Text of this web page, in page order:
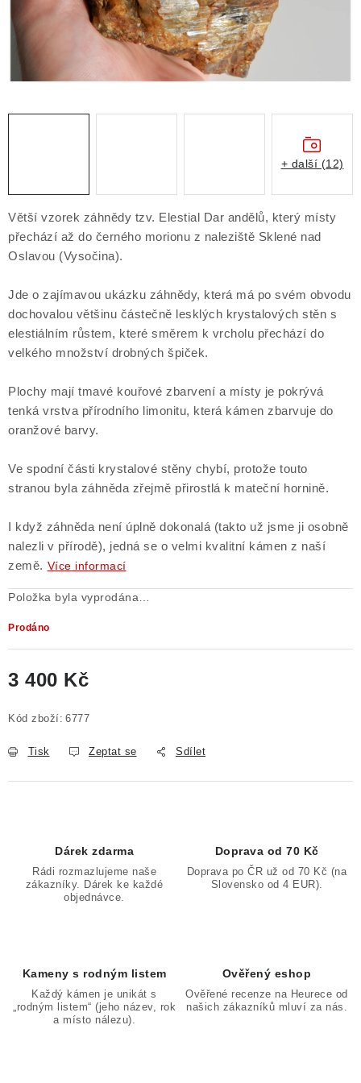
Obchodní podmínky
Podmínky ochrany osobních údajů
Poučení o právu na odstoupení od smlouvy
Výkup minerálů a drahých kamenů
Kontakt
Větší vzorek záhnědy tzv. Elestial Dar andělů, který místy
přechází až do černého morionu z naleziště Sklené nad
Oslavou (Vysočina).
Jde o zajímavou ukázku záhnědy, která má po svém obvodu
dochovalou většinu částečně lesklých krystalových stěn s
elestiálním růstem, které směrem k vrcholu přechází do
velkého množství drobných špiček.
Plochy mají tmavé kouřové zbarvení a místy je pokrývá
tenká vrstva přírodního limonitu, která kámen zbarvuje do
oranžové barvy.
Ve spodní části krystalové stěny chybí, protože touto
stranou byla záhněda zřejmě přirostlá k mateční hornině.
I když záhněda není úplně dokonalá (takto už jsme ji osobně
nalezli v přírodě), jedná se o velmi kvalitní kámen z naší
země. Více informací
Položka byla vyprodána…
Prodáno
3 400 Kč
Kód zboží: 6777
Tisk Zeptat se Sdílet
+ další (12)
Dárek zdarma
Rádi rozmazlujeme naše
zákazníky. Dárek ke každé
objednávce.
Doprava od 70 Kč
Doprava po ČR už od 70 Kč (na
Slovensko od 4 EUR).
Kameny s rodným listem
Každý kámen je unikát s
„rodným listem“ (jeho název, rok
a místo nálezu).
Ověřený eshop
Ověřené recenze na Heurece od
našich zákazníků mluví za nás.